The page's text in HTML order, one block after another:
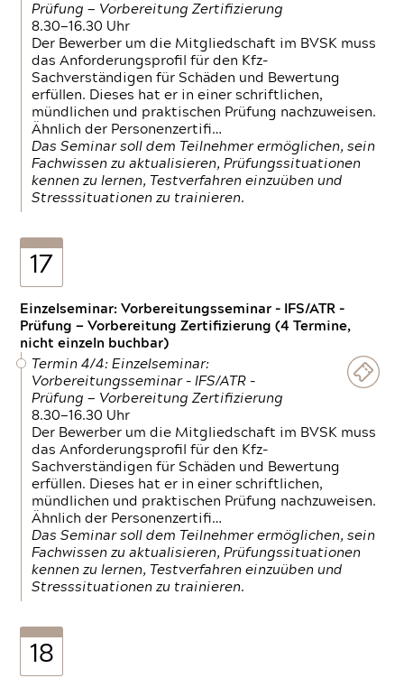
Prüfung — Vorbereitung Zertifizierung
8.30—16.30 Uhr
Der Bewerber um die Mitgliedschaft im BVSK muss
das Anforderungsprofil für den Kfz-
Sachverständigen für Schäden und Bewertung
erfüllen. Dieses hat er in einer schriftlichen,
mündlichen und praktischen Prüfung nachzuweisen.
Ähnlich der Personenzertifi…
Das Seminar soll dem Teilnehmer ermöglichen, sein
Fachwissen zu aktualisieren, Prüfungssituationen
kennen zu lernen, Testverfahren einzuüben und
Stresssituationen zu trainieren.
17
Einzelseminar: Vorbereitungsseminar - IFS/ATR -
Prüfung — Vorbereitung Zertifizierung (4 Termine,
nicht einzeln buchbar)
Termin 4/4: Einzelseminar:
Vorbereitungsseminar - IFS/ATR -
Prüfung — Vorbereitung Zertifizierung
8.30—16.30 Uhr
Der Bewerber um die Mitgliedschaft im BVSK muss
das Anforderungsprofil für den Kfz-
Sachverständigen für Schäden und Bewertung
erfüllen. Dieses hat er in einer schriftlichen,
mündlichen und praktischen Prüfung nachzuweisen.
Ähnlich der Personenzertifi…
Das Seminar soll dem Teilnehmer ermöglichen, sein
Fachwissen zu aktualisieren, Prüfungssituationen
kennen zu lernen, Testverfahren einzuüben und
Stresssituationen zu trainieren.
18